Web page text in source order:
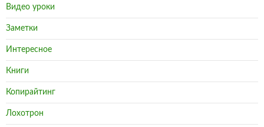
Видео уроки
Заметки
Интересное
Книги
Копирайтинг
Лохотрон